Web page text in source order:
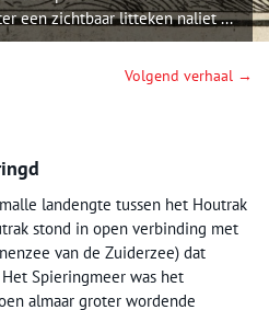
een zichtbaar litteken naliet ...
Volgend verhaal →
landengte tussen het Houtrak
stond in open verbinding met
van de Zuiderzee) dat
Spieringmeer was het
almaar groter wordende